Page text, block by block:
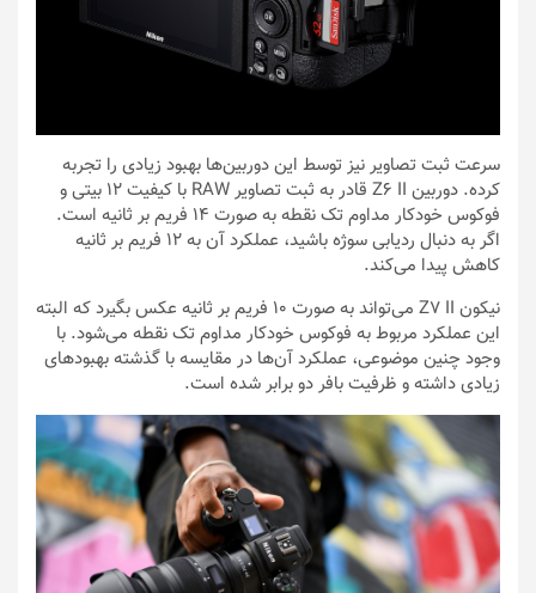
سرعت ثبت تصاویر نیز توسط این دوربین‌ها بهبود زیادی را تجربه
کرده. دوربین Z6 II قادر به ثبت تصاویر RAW با کیفیت ۱۲ بیتی و
فوکوس خودکار مداوم تک نقطه به صورت ۱۴ فریم بر ثانیه است.
اگر به دنبال ردیابی سوژه باشید، عملکرد آن به ۱۲ فریم بر ثانیه
کاهش پیدا می‌کند.
نیکون Z7 II می‌تواند به صورت ۱۰ فریم بر ثانیه عکس بگیرد که البته
این عملکرد مربوط به فوکوس خودکار مداوم تک نقطه می‌شود. با
وجود چنین موضوعی، عملکرد آن‌ها در مقایسه با گذشته بهبودهای
زیادی داشته و ظرفیت بافر دو برابر شده است.